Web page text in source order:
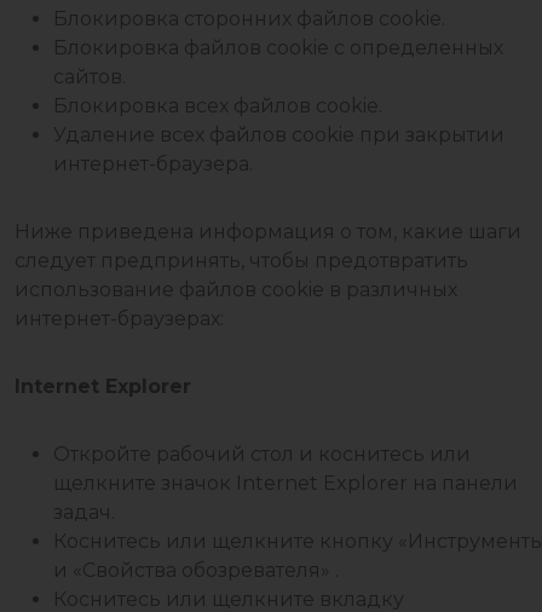
Блокировка сторонних файлов cookie.
Блокировка файлов cookie с определенных
сайтов.
Блокировка всех файлов cookie.
Удаление всех файлов cookie при закрытии
интернет-браузера.
Ниже приведена информация о том, какие шаги
следует предпринять, чтобы предотвратить
использование файлов cookie в различных
интернет-браузерах:
Internet Explorer
Откройте рабочий стол и коснитесь или
щелкните значок Internet Explorer на панели
задач.
Коснитесь или щелкните кнопку
и «Свойства обозревателя» .
Коснитесь или щелкните вкладку